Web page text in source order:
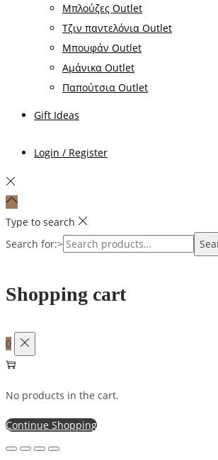
Μπλούζες Outlet
Τζιν παντελόνια Outlet
Μπουφάν Outlet
Αμάνικα Outlet
Παπούτσια Outlet
Gift Ideas
Login / Register
Type to search
Search for:>
Shopping cart
0
No products in the cart.
Continue Shopping